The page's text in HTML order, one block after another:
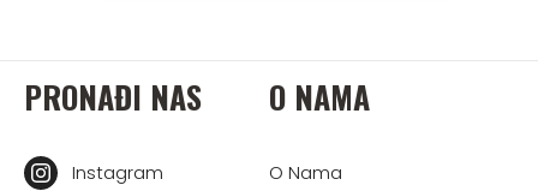
PRONAĐI NAS
Instagram
O NAMA
O Nama